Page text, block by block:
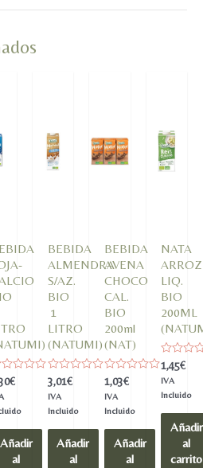
€
Añadir
al
BEBIDA
ALMENDRA
S/AZ.
BIO
1
LITRO
(NATUMI)
Valorado
en
0
de
3,01€
IVA
Incluido
Añadir
al
BEBIDA
AVENA
CHOCO
CAL.
BIO
200ml
(NAT)
Valorado
en
0
de
1,03€
IVA
Incluido
Añadir
al
NATA
ARROZ
LIQ.
BIO
200ML
Valorado
en
0
de
1,45€
IVA
Incluido
Añadir
al
carrito